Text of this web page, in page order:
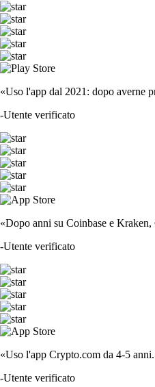
«Uso l'app dal 2021: dopo averne
-Utente verificato
«Dopo anni su Coinbase e
-Utente verificato
«Uso l'app Crypto.com da 4-5
-Utente verificato